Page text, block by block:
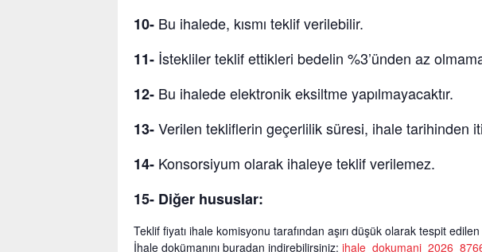
10- Bu ihalede, kısmı teklif verilebilir.
11- İstekliler teklif ettikleri bedelin %3’ünden az
12- Bu ihalede elektronik eksiltme yapılmayacaktır.
13-Verilen tekliflerin geçerlilik süresi, ihale tarihinden
14- Konsorsiyum olarak ihaleye teklif verilemez.
15- Diğer hususlar:
Teklif fiyatı ihale komisyonu tarafından aşırı düşük olarak tespit
İhale dokümanını buradan indirebilirsiniz: